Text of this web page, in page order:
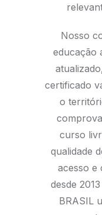
Nosso
educação
certificado
o
curso
qualidade
acesso e
desde
BRASIL